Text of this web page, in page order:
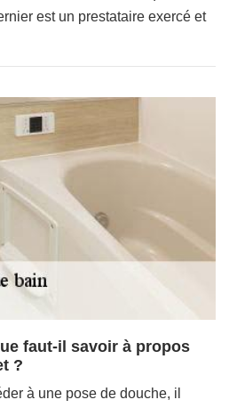
est un prestataire exercé et
faut-il savoir à propos
?
à une pose de douche, il